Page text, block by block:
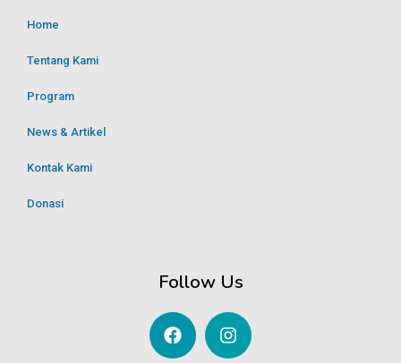
Home
Tentang Kami
Program
News & Artikel
Kontak Kami
Donasi
Follow Us